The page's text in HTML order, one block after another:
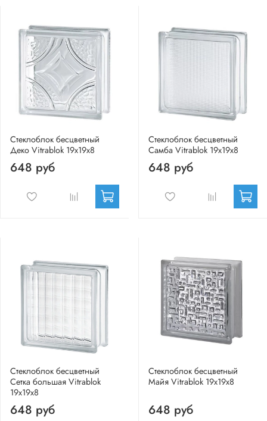
Стеклоблок бесцветный
Деко Vitrablok 19х19х8
648 руб
Стеклоблок бесцветный
Самба Vitrablok 19х19х8
648 руб
Стеклоблок бесцветный
Сетка большая Vitrablok
19х19х8
648 руб
Стеклоблок бесцветный
Майя Vitrablok 19х19х8
648 руб